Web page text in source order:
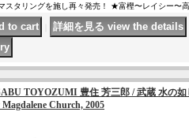
スタリングを施し再々発売！ ★富樫〜レイシー〜
TOYOZUMI 豊住 芳三郎 / 武蔵 水の
Church, 2005